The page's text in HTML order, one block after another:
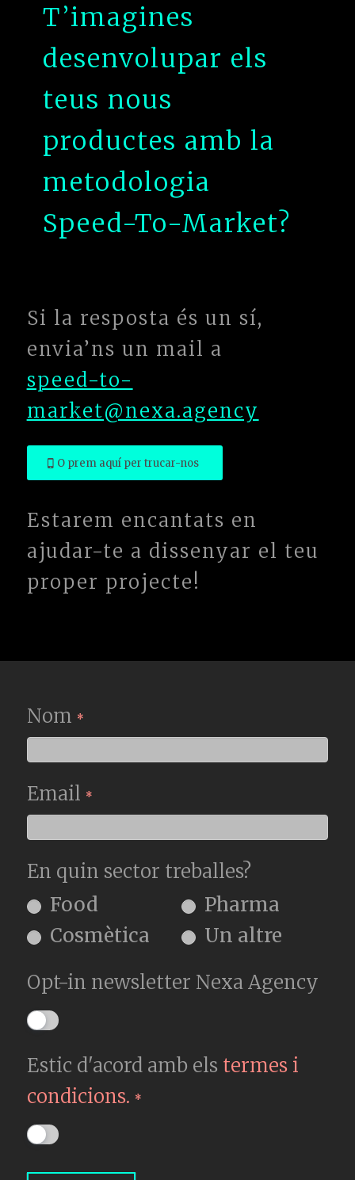
T’imagines
desenvolupar els
teus nous
productes amb la
metodologia
Speed-To-Market?
Si la resposta és un sí,
envia’ns un mail a
speed-to-
market@nexa.agency
O prem aquí per trucar-nos
Estarem encantats en
ajudar-te a dissenyar el teu
proper projecte!
Speed-
To-
Market
CAT
Nom *
Email *
En quin sector treballes?
Food
Pharma
Cosmètica
Un altre
Opt-in newsletter Nexa Agency
Estic d'acord amb els termes i
condicions. *